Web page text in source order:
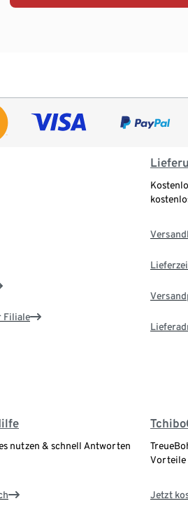
Filiale
nutzen & schnell Antworten
Vorteile
Jetzt